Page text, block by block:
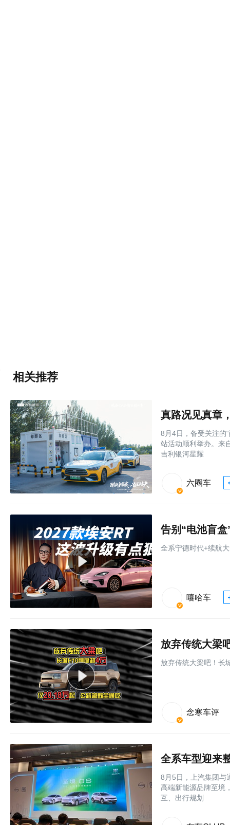
相关推荐
8月4日，备受关注的
站活动顺利举办。来
吉利银河星耀
六圈车
全系宁德时代+续航
嘻哈车
放弃传统大梁吧！长
念寒车评
8月5日，上汽集团与
高端新能源品牌至境
互、出行规划